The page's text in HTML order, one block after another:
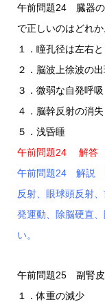
午前問題24 臓器の
で正しいのはどれか
１．瞳孔径は左右
２．脳波上徐波の出
３．微弱な自発呼吸
４．脳幹反射の消失
５．浅昏睡
午前問題24 解
午前問題24 解説
反射、眼球頭反射
発運動、除脳硬直
い。
午前問題25 副腎皮
１．体重の減少